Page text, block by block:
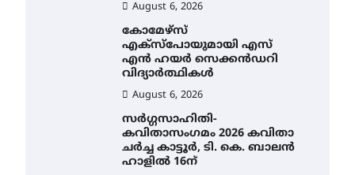
August 6, 2026
കോമേഴ്സ്
എക്സ്പോയുമായി എസ്
എൻ ഹയർ സെക്കൻഡറി
വിദ്യാർത്ഥികൾ
August 6, 2026
സർഗ്ഗസാഹിതി-
കവിതാസംഗമം 2026 കവിതാ
ചർച്ച കാട്ടൂർ, ടി. കെ. ബാലൻ
ഹാളിൽ 16ന്